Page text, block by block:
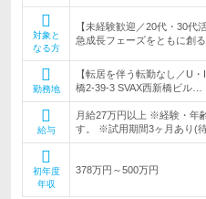
対象と
なる方
【未経験歓迎／20代・30代
急成長フェーズをともに創
勤務地
【転居を伴う転勤なし／U
橋2-39-3 SVAX西新橋ビル…
給与
月給27万円以上 ※経験・年
す。 ※試用期間3ヶ月あり(
初年度
年収
378万円～500万円